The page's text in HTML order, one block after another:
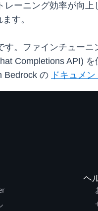
ーニング効率が向上
す。
。ファインチューニ
Completions API)
Bedrock の ドキュメン
ヘ